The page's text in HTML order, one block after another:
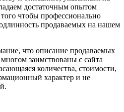
достаточным опытом
чтобы профессионально
продаваемых на нашем
что описание продаваемых
заимствованы с сайта
количества, стоимости,
характер и не